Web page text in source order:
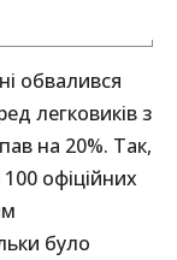
обвалився
легковиків з
на 20%. Так,
офіційних
було